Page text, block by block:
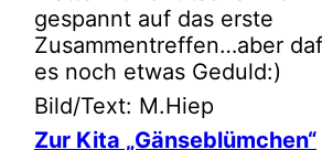
gespannt auf das erste
Zusammentreffen…aber
es noch etwas Geduld:)
Bild/Text: M.Hiep
Zur Kita „Gänseblümchen“